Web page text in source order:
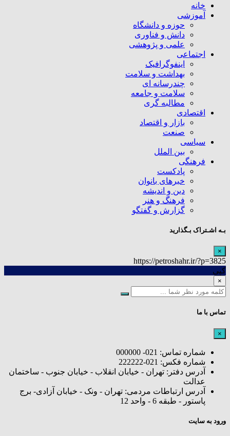
خانه
آموزشی
حوزه و دانشگاه
دانش و فناوری
علمی و پژوهشی
اجتماعی
اینفوگرافیک
بهداشت و سلامت
چندرسانه ای
سلامت و جامعه
مطالبه گری
اقتصادی
بازار و اقتصاد
صنعت
سیاسی
بین الملل
فرهنگی
پادکست
خبرهای بانوان
دین و اندیشه
فرهنگ و هنر
گزارش و گفتگو
بـه اشـتراک بـگذارید
×
https://petroshahr.ir/?p=3825
کپی
×
تماس با ما
×
شماره تماس: 021- 000000
شماره فکس: 021-222222
آدرس دفتر: تهران - خیابان انقلاب - خیابان جنوب - ساختمان
عدالت
آدرس ارتباطات مردمی: تهران - ونک - خیابان آزادی- برج
پاستور - طبقه 6 - واحد 12
ورود به سایت